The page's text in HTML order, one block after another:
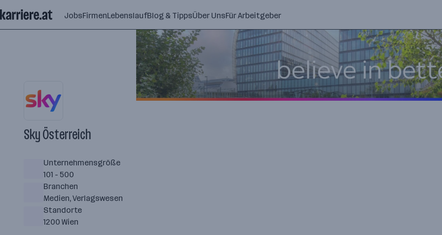
Seiteninhalt
springen
JobsFirmenLebenslaufBlog & TippsÜber UnsFür Arbeitgeber
Sky Österreich
Unternehmensgröße
101 - 500
Branchen
Medien, Verlagswesen
Standorte
1200 Wien